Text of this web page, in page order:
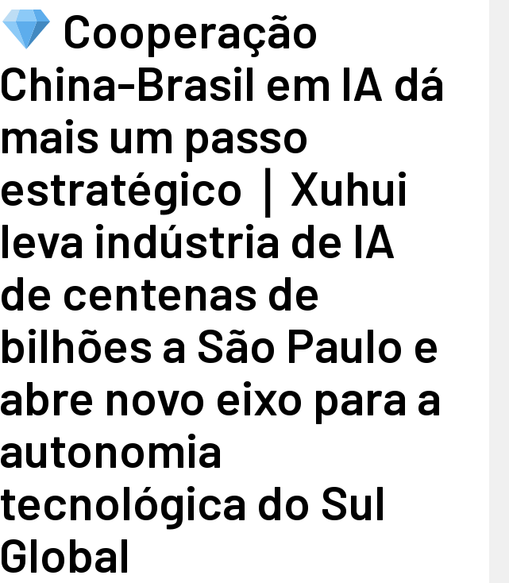
Cooperação
China-Brasil em IA dá
mais um passo
estratégico｜Xuhui
leva indústria de IA
de centenas de
bilhões a São Paulo e
abre novo eixo para a
autonomia
tecnológica do Sul
Global